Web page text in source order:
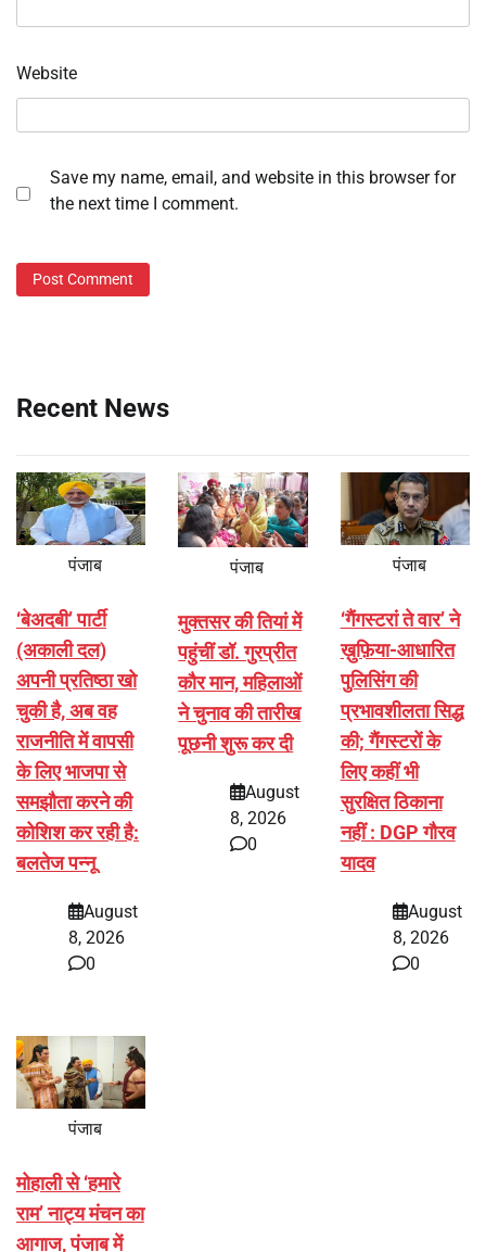
Website
Save my name, email, and website in this browser for
the next time I comment.
Recent News
पंजाब
‘बेअदबी’ पार्टी
(अकाली दल)
अपनी प्रतिष्ठा खो
चुकी है, अब वह
राजनीति में वापसी
के लिए भाजपा से
समझौता करने की
कोशिश कर रही है:
बलतेज पन्नू
August
8, 2026
0
पंजाब
मुक्तसर की तियां में
पहुंचीं डॉ. गुरप्रीत
कौर मान, महिलाओं
ने चुनाव की तारीख
पूछनी शुरू कर दी
August
8, 2026
0
पंजाब
‘गैंगस्टरां ते वार’ ने
ख़ुफ़िया-आधारित
पुलिसिंग की
प्रभावशीलता सिद्ध
की; गैंगस्टरों के
लिए कहीं भी
सुरक्षित ठिकाना
नहीं : DGP गौरव
यादव
August
8, 2026
0
पंजाब
मोहाली से ‘हमारे
राम’ नाट्य मंचन का
आगाज, पंजाब में